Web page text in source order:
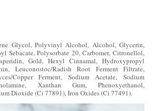
Glycol, Polyvinyl Alcohol, Alcohol, Glycerin,
Sebacate, Polysorbate 20, Carbomer, Citronellol,
Gold, Hexyl Cinnamal, Hydroxypropyl
Leuconostoc/Radish Root Ferment Filtrate,
Copper Ferment, Sodium Acetate, Sodium
Xanthan Gum, Phenoxyethanol,
Dioxide (Ci 77891), Iron Oxides (Ci 77491).